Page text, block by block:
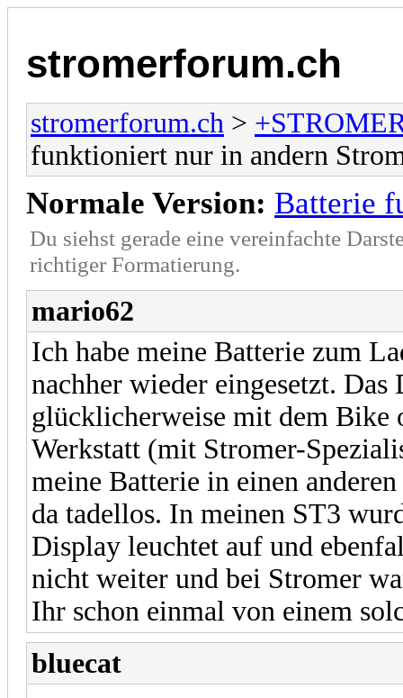
stromerforum.ch
stromerforum.ch >
funktioniert nur in andern
Normale Version: Batterie
Du siehst gerade eine vereinfachte
richtiger Formatierung.
mario62
Ich habe meine Batterie zum
nachher wieder eingesetzt.
glücklicherweise mit dem Bike
Werkstatt (mit Stromer-
meine Batterie in einen
da tadellos. In meinen ST3
Display leuchtet auf und
nicht weiter und bei Stromer
Ihr schon einmal von einem
bluecat